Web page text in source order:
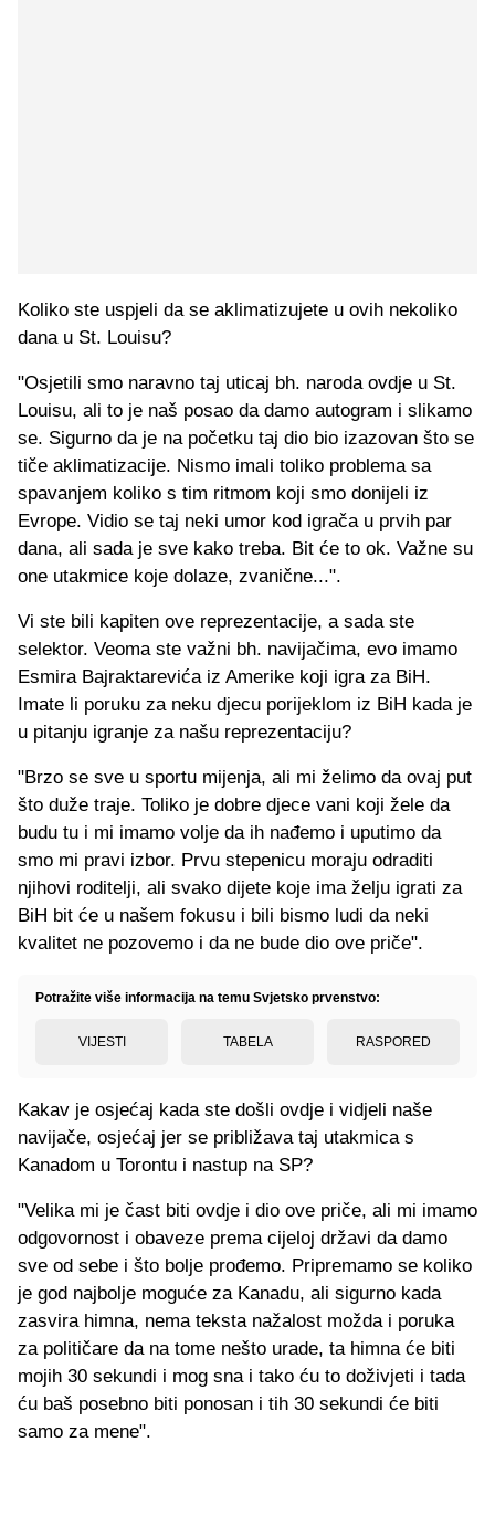
Koliko ste uspjeli da se aklimatizujete u ovih nekoliko
dana u St. Louisu?
"Osjetili smo naravno taj uticaj bh. naroda ovdje u St.
Louisu, ali to je naš posao da damo autogram i slikamo
se. Sigurno da je na početku taj dio bio izazovan što se
tiče aklimatizacije. Nismo imali toliko problema sa
spavanjem koliko s tim ritmom koji smo donijeli iz
Evrope. Vidio se taj neki umor kod igrača u prvih par
dana, ali sada je sve kako treba. Bit će to ok. Važne su
one utakmice koje dolaze, zvanične...".
Vi ste bili kapiten ove reprezentacije, a sada ste
selektor. Veoma ste važni bh. navijačima, evo imamo
Esmira Bajraktarevića iz Amerike koji igra za BiH.
Imate li poruku za neku djecu porijeklom iz BiH kada je
u pitanju igranje za našu reprezentaciju?
"Brzo se sve u sportu mijenja, ali mi želimo da ovaj put
što duže traje. Toliko je dobre djece vani koji žele da
budu tu i mi imamo volje da ih nađemo i uputimo da
smo mi pravi izbor. Prvu stepenicu moraju odraditi
njihovi roditelji, ali svako dijete koje ima želju igrati za
BiH bit će u našem fokusu i bili bismo ludi da neki
kvalitet ne pozovemo i da ne bude dio ove priče".
Potražite više informacija na temu Svjetsko prvenstvo:
VIJESTI TABELA RASPORED
Kakav je osjećaj kada ste došli ovdje i vidjeli naše
navijače, osjećaj jer se približava taj utakmica s
Kanadom u Torontu i nastup na SP?
"Velika mi je čast biti ovdje i dio ove priče, ali mi imamo
odgovornost i obaveze prema cijeloj državi da damo
sve od sebe i što bolje prođemo. Pripremamo se koliko
je god najbolje moguće za Kanadu, ali sigurno kada
zasvira himna, nema teksta nažalost možda i poruka
za političare da na tome nešto urade, ta himna će biti
mojih 30 sekundi i mog sna i tako ću to doživjeti i tada
ću baš posebno biti ponosan i tih 30 sekundi će biti
samo za mene".